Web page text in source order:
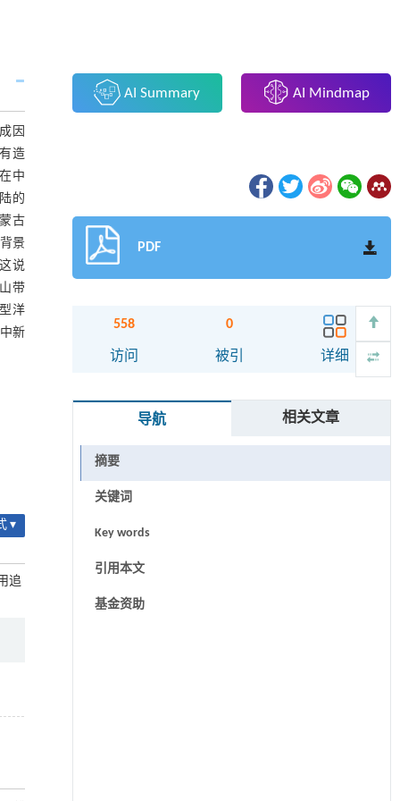
因
造
中
的
古
景
说
带
洋
新
▾
追
AI Summary AI Mindmap
PDF
558
访问
0
被引 详细
导航 相关文章
摘要
关键词
Key words
引用本文
基金资助